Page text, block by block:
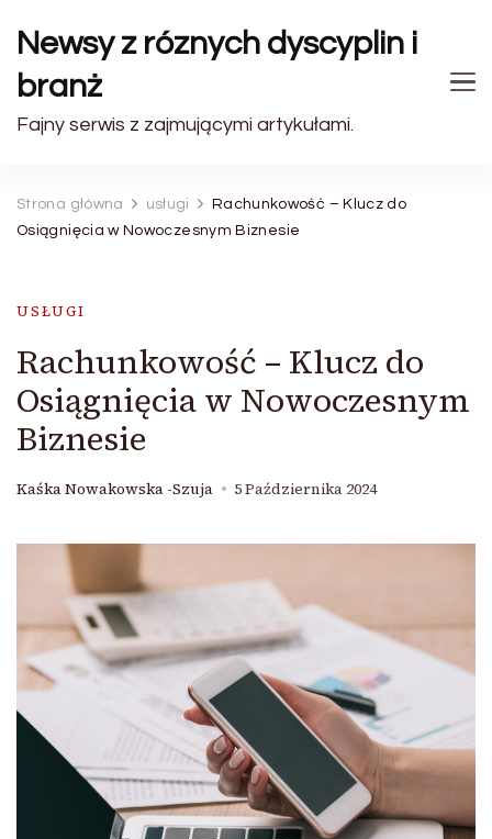
Newsy z róznych dyscyplin i
branż
Fajny serwis z zajmującymi artykułami.
Strona główna usługi
Rachunkowość – Klucz do
Osiągnięcia w Nowoczesnym Biznesie
USŁUGI
Rachunkowość – Klucz do
Osiągnięcia w Nowoczesnym
Biznesie
Kaśka Nowakowska -Szuja 5 Października 2024